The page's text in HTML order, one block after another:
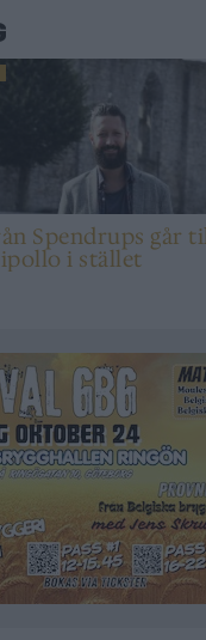
Spendrups går
i stället